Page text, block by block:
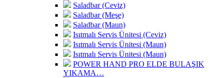
Saladbar (Ceviz)
Saladbar (Meşe)
Saladbar (Maun)
Isıtmalı Servis Ünitesi (Ceviz)
Isıtmalı Servis Ünitesi (Maun)
Isıtmalı Servis Ünitesi (Maun)
POWER HAND PRO ELDE BULAŞIK
YIKAMA…